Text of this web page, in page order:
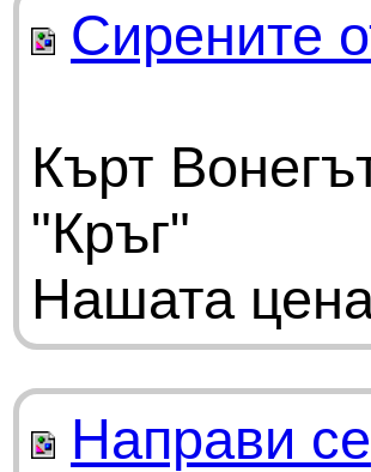
Сирените
Кърт
"Кръг"
Нашата
Направи